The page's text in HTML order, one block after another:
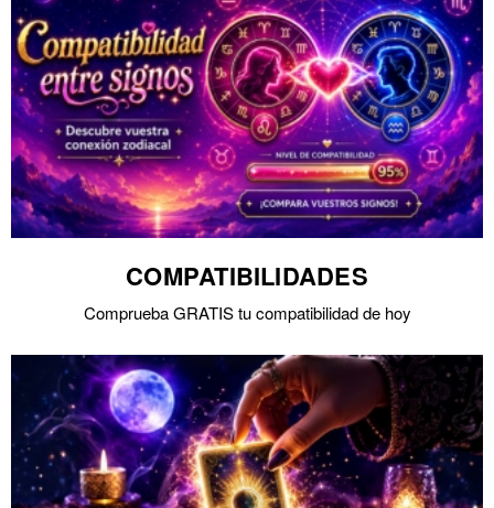
COMPATIBILIDADES
Comprueba GRATIS tu compatibilidad de hoy